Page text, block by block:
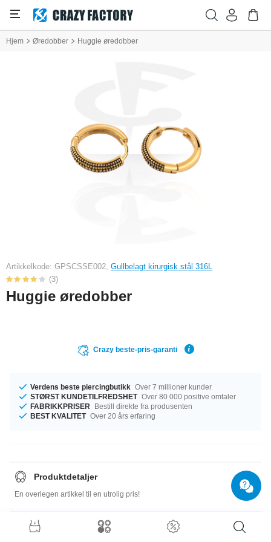
Hjem Øredobber Huggie øredobber
Artikkelkode: GPSCSSE002, Gullbelagt kirurgisk stål 316L
(3)
Huggie øredobber
Crazy beste-pris-garanti
Verdens beste piercingbutikk Over 7 millioner kunder
STØRST KUNDETILFREDSHET Over 80 000 positive omtaler
FABRIKKPRISER
Bestill direkte fra produsenten
BEST KVALITET Over 20 års erfaring
Produktdetaljer
En overlegen artikkel til en utrolig pris!
Størrelsesguide